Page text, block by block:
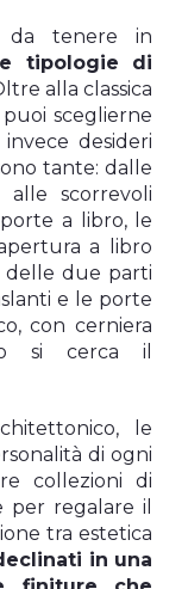
da tenere in
tipologie di
alla classica
sceglierne
desideri
tante: dalle
scorrevoli
a libro, le
a libro
delle due parti
e le porte
con cerniera
si cerca il
le
di ogni
collezioni di
per regalare il
tra estetica
in una